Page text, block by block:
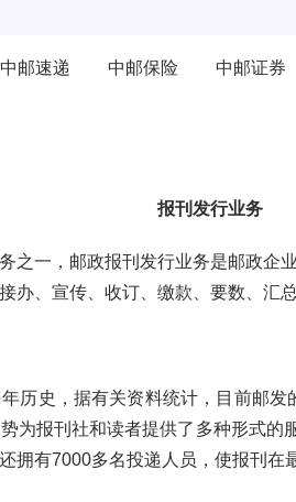
中邮速递 中邮保险 中邮证券
报刊发行业务
一，邮政报刊发行业务是邮政企
办、宣传、收订、缴款、要数、汇
史，据有关资料统计，目前邮发
为报刊社和读者提供了多种形式的
拥有7000多名投递人员，使报刊在